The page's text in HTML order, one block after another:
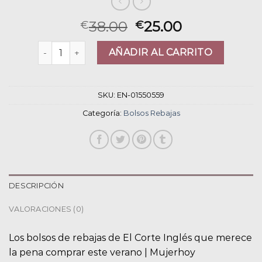
€38.00 €25.00
bolsos rebajas cantidadAÑADIR AL CARRITO
SKU: EN-01550559
Categoría: Bolsos Rebajas
DESCRIPCIÓN
VALORACIONES (0)
Los bolsos de rebajas de El Corte Inglés que merece
la pena comprar este verano | Mujerhoy